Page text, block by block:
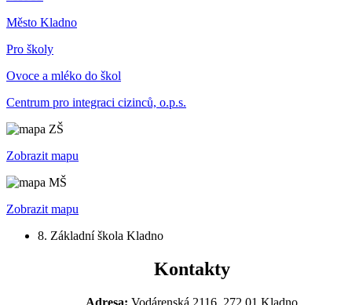
Město Kladno
Pro školy
Ovoce a mléko do škol
Centrum pro integraci cizinců, o.p.s.
Zobrazit mapu
Zobrazit mapu
8. Základní škola Kladno
Kontakty
Adresa: Vodárenská 2116, 272 01 Kladno